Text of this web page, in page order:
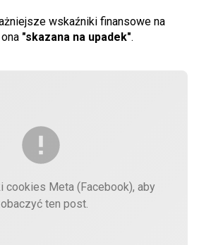
wskaźniki finansowe na
"skazana na upadek".
cookies Meta (Facebook), aby
ten post.